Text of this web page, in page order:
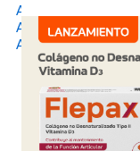
AMBISOME
ANFONAX•
ANFOTAR